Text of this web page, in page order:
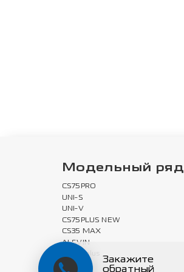
Модельный ряд
CS75PRO
UNI-S
UNI-V
CS75PLUS NEW
CS35 MAX
ALSVIN
EADOplus
UNI-L
Закажите
обратный